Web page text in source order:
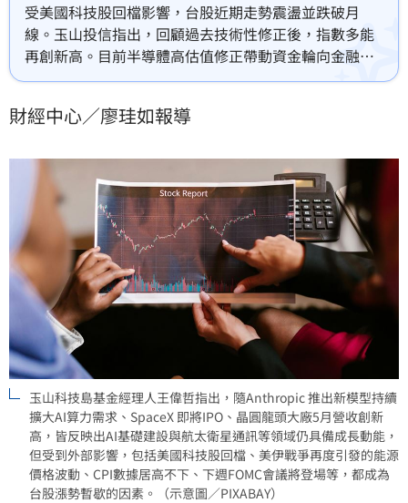
受美國科技股回檔影響，台股近期走勢震盪並跌破月
線。玉山投信指出，回顧過去技術性修正後，指數多能
再創新高。目前半導體高估值修正帶動資金輪向金融與
傳產，屬於健康的良性輪動，且AI價值鏈獲利能見度仍
治與美國聯準會會議等外部變數干擾，短線震盪反而是
本面優勢的標的。
財經中心／廖珪如報導
玉山科技島基金經理人王偉哲指出，隨Anthropic 推出新模型持續
擴大AI算力需求、SpaceX 即將IPO、晶圓龍頭大廠5月營收創新
高，皆反映出AI基礎建設與航太衛星通訊等領域仍具備成長動能，
但受到外部影響，包括美國科技股回檔、美伊戰爭再度引發的能源
價格波動、CPI數據居高不下、下週FOMC會議將登場等，都成為
台股漲勢暫歇的因素。（示意圖／PIXABAY）